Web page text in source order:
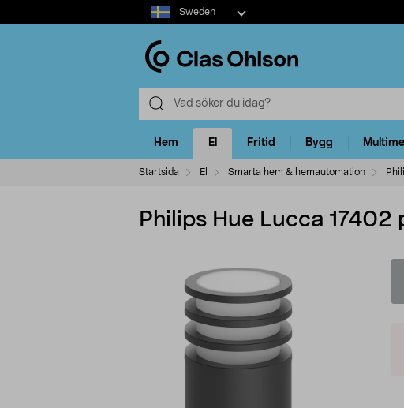
Select
market
Sweden
Hem El Fritid Bygg
Startsida El Smarta hem & hemautomation
Philips Hue Lucca